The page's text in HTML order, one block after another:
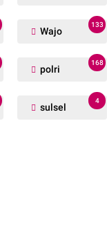
Wajo
133
polri
168
sulsel
4